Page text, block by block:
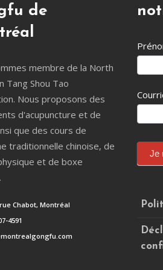
de
membre de la North
Tang Shou Tao
Nous proposons des
d'acupuncture et de
que des cours de
traditionnelle chinoise, de
et de boxe
Chabot, Montréal
4591
Je